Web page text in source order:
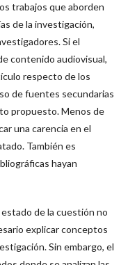
trabajos que aborden
de la investigación,
Si el
contenido audiovisual,
respecto de los
de fuentes secundarias
propuesto. Menos de
una carencia en el
También es
hayan
de la cuestión no
explicar conceptos
Sin embargo, el